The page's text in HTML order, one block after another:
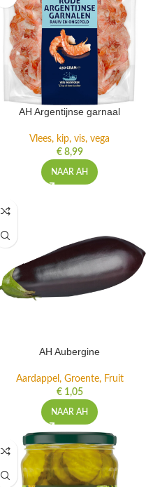
AH Argentijnse garnaal
Vlees, kip, vis, vega
€8,99
NAAR AH
AH Aubergine
Aardappel, Groente, Fruit
€1,05
NAAR AH